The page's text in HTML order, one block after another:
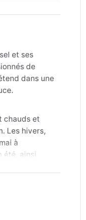
et ses
de
dans une
chauds et
Les hivers,
à
été, ainsi
pluvieux.
du